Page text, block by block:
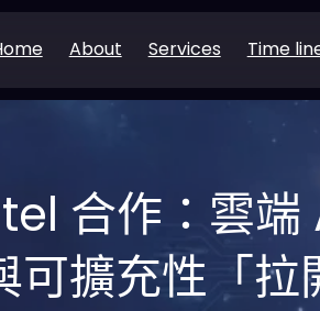
About Services Time
合作：雲端
可擴充性「拉